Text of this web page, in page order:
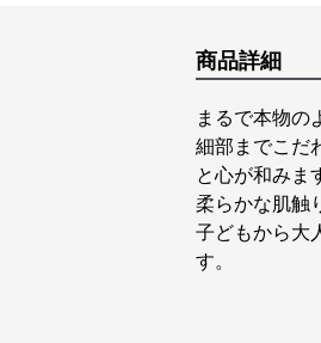
商品詳細
まるで本物の
細部までこだ
と心が和みま
柔らかな肌触
子どもから大
す。